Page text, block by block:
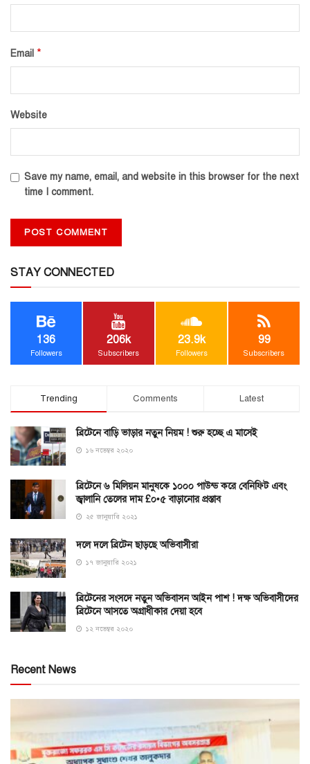
Email *
Website
Save my name, email, and website in this browser for the next
time I comment.
STAY CONNECTED
136
Followers
206k
Subscribers
23.9k
Followers
99
Subscribers
Trending Comments Latest
ব্রিটেনে বাড়ি ভাড়ার নতুন নিয়ম ! শুরু হচ্ছে এ মাসেই
১৬ নভেম্বর ২০২০
ব্রিটেনে ৬ মিলিয়ন মানুষকে ১০০০ পাউন্ড করে বেনিফিট এবং
জ্বালানি তেলের দাম £০•৫ বাড়ানোর প্রস্তাব
২৫ জানুয়ারি ২০২১
দলে দলে ব্রিটেন ছাড়ছে অভিবাসীরা
১৭ জানুয়ারি ২০২১
ব্রিটেনের সংসদে নতুন অভিবাসন আইন পাশ ! দক্ষ অভিবাসীদের
ব্রিটেনে আসতে অগ্রাধীকার দেয়া হবে
১২ নভেম্বর ২০২০
Recent News